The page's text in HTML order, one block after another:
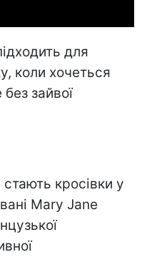
для
коли хочеться
зайвої
кросівки у
Mary Jane